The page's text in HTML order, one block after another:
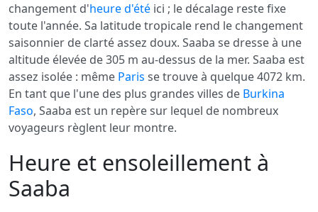
changement d'heure d'été ici ; le décalage reste fixe
toute l'année. Sa latitude tropicale rend le changement
saisonnier de clarté assez doux. Saaba se dresse à une
altitude élevée de 305 m au-dessus de la mer. Saaba est
assez isolée : même Paris se trouve à quelque 4072 km.
En tant que l'une des plus grandes villes de Burkina
Faso, Saaba est un repère sur lequel de nombreux
voyageurs règlent leur montre.
Heure et ensoleillement à
Saaba